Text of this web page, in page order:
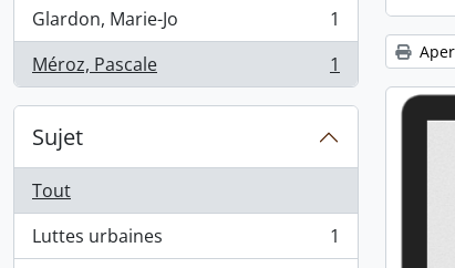
Glardon, Marie-Jo
, 1 résultats
1
Méroz, Pascale
, 1 résultats 1
Sujet
Tout
Luttes urbaines
, 1 résultats
1